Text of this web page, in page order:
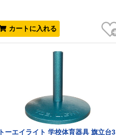
カートに入れる
お気に入り
トーエイライト 学校体育器具 旗立台3